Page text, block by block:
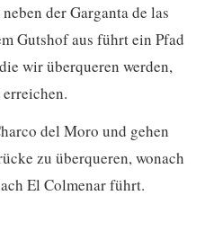
der Garganta de las
Gutshof aus führt ein Pfad
wir überqueren werden,
del Moro und gehen
zu überqueren, wonach
El Colmenar führt.